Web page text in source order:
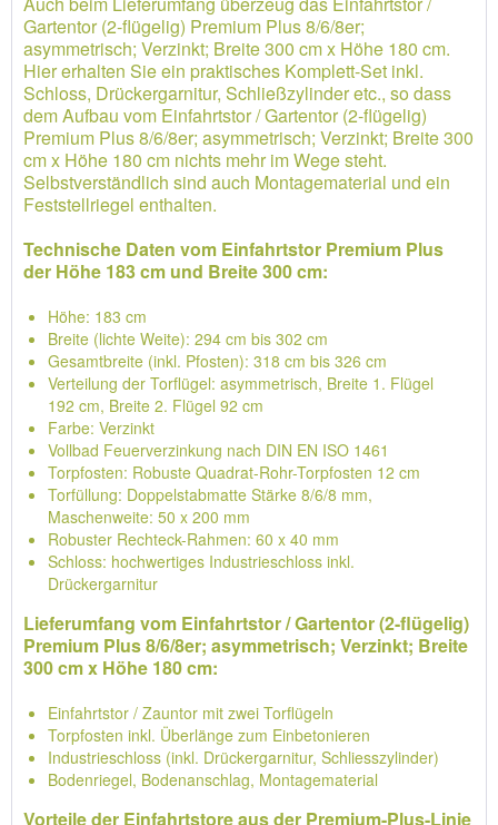
Gartentor (2-flügelig) Premium Plus 8/6/8er;
asymmetrisch; Verzinkt; Breite 300 cm x Höhe 180 cm.
Hier erhalten Sie ein praktisches Komplett-Set inkl.
Schloss, Drückergarnitur, Schließzylinder etc., so dass
dem Aufbau vom Einfahrtstor / Gartentor (2-flügelig)
Premium Plus 8/6/8er; asymmetrisch; Verzinkt; Breite 300
cm x Höhe 180 cm nichts mehr im Wege steht.
Selbstverständlich sind auch Montagematerial und ein
Feststellriegel enthalten.
Technische Daten vom Einfahrtstor Premium Plus
der Höhe 183 cm und Breite 300 cm:
Höhe: 183 cm
Breite (lichte Weite): 294 cm bis 302 cm
Gesamtbreite (inkl. Pfosten): 318 cm bis 326 cm
Verteilung der Torflügel: asymmetrisch, Breite 1. Flügel
192 cm, Breite 2. Flügel 92 cm
Farbe: Verzinkt
Vollbad Feuerverzinkung nach DIN EN ISO 1461
Torpfosten: Robuste Quadrat-Rohr-Torpfosten 12 cm
Torfüllung: Doppelstabmatte Stärke 8/6/8 mm,
Maschenweite: 50 x 200 mm
Robuster Rechteck-Rahmen: 60 x 40 mm
Schloss: hochwertiges Industrieschloss inkl.
Drückergarnitur
Lieferumfang vom Einfahrtstor / Gartentor (2-flügelig)
Premium Plus 8/6/8er; asymmetrisch; Verzinkt; Breite
300 cm x Höhe 180 cm:
Einfahrtstor / Zauntor mit zwei Torflügeln
Torpfosten inkl. Überlänge zum Einbetonieren
Industrieschloss (inkl. Drückergarnitur, Schliesszylinder)
Bodenriegel, Bodenanschlag, Montagematerial
Vorteile der Einfahrtstore aus der Premium-Plus-Linie